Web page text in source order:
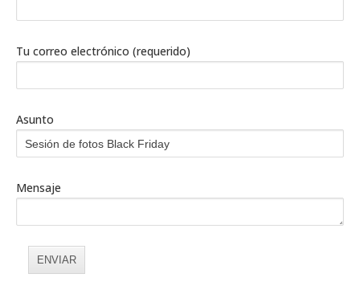
Tu correo electrónico (requerido)
Asunto
Mensaje